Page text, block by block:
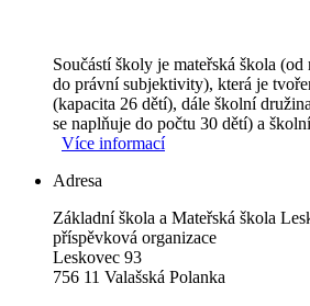
Součástí školy je mateřská škola
do právní subjektivity), která je
(kapacita 26 dětí), dále školní
se naplňuje do počtu 30
Více informací
Adresa
Základní škola a Mateřská škola
příspěvková organizace
Leskovec 93
756 11 Valašská Polanka